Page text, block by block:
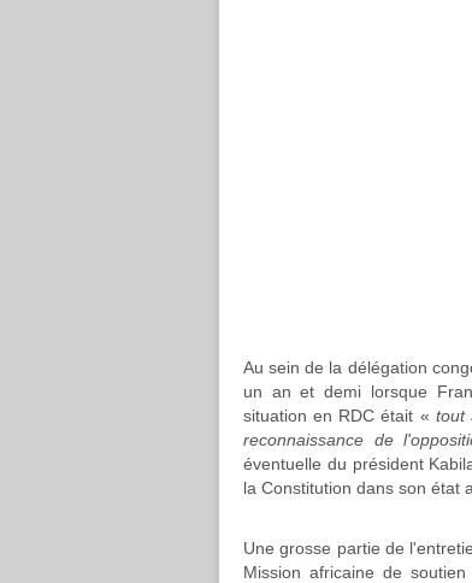
Au sein de la délégation
un an et demi lorsque
situation en RDC était « tout
reconnaissance de
éventuelle du président
la Constitution dans son état
Une grosse partie de
Mission africaine de